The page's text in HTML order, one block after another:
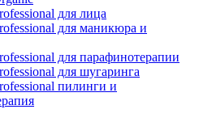
для лица
для маникюра и
для парафинотерапии
для шугаринга
пилинги и